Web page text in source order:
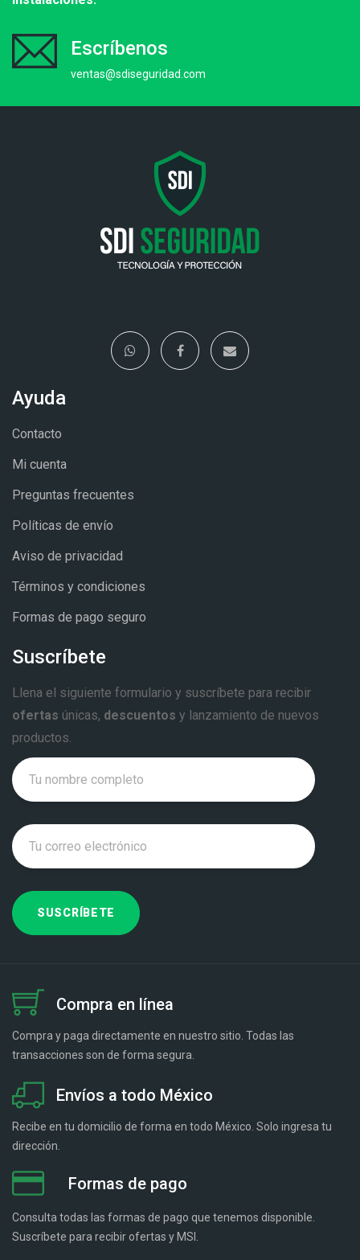
Escríbenos
ventas@sdiseguridad.com
Ayuda
Contacto
Mi cuenta
Preguntas frecuentes
Políticas de envío
Aviso de privacidad
Términos y condiciones
Formas de pago seguro
Suscríbete
Llena el siguiente formulario y suscríbete para recibir
ofertas únicas, descuentos y lanzamiento de nuevos
productos.
Compra en línea
Compra y paga directamente en nuestro sitio. Todas las
transacciones son de forma segura.
Envíos a todo México
Recibe en tu domicilio de forma en todo México. Solo ingresa tu
dirección.
Formas de pago
Consulta todas las formas de pago que tenemos disponible.
Suscríbete para recibir ofertas y MSI.